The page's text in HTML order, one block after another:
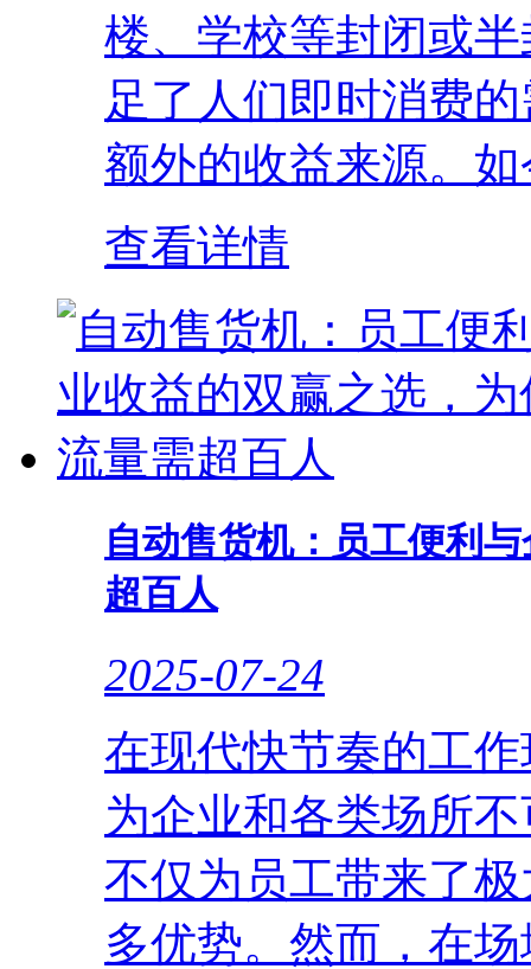
楼、学校等封闭或
足了人们即时消费
额外的收益来源。
查看详情
自动售货机：员工便利
超百人
2025-07-24
在现代快节奏的工
为企业和各类场所
不仅为员工带来了
多优势。然而，在